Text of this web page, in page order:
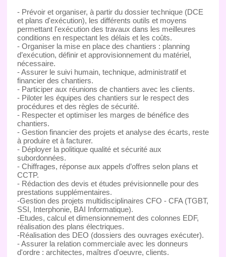
- Prévoir et organiser, à partir du dossier technique (DCE
et plans d'exécution), les différents outils et moyens
permettant l'exécution des travaux dans les meilleures
conditions en respectant les délais et les coûts.
- Organiser la mise en place des chantiers : planning
d’exécution, définir et approvisionnement du matériel,
nécessaire.
- Assurer le suivi humain, technique, administratif et
financier des chantiers.
- Participer aux réunions de chantiers avec les clients.
- Piloter les équipes des chantiers sur le respect des
procédures et des règles de sécurité.
- Respecter et optimiser les marges de bénéfice des
chantiers.
- Gestion financier des projets et analyse des écarts, reste
à produire et à facturer.
- Déployer la politique qualité et sécurité aux
subordonnées.
- Chiffrages, réponse aux appels d’offres selon plans et
CCTP.
- Rédaction des devis et études prévisionnelle pour des
prestations supplémentaires.
-Gestion des projets multidisciplinaires CFO - CFA (TGBT,
SSI, Interphonie, BAI Informatique).
-Etudes, calcul et dimensionnement des colonnes EDF,
réalisation des plans électriques.
-Réalisation des DEO (dossiers des ouvrages exécuter).
- Assurer la relation commerciale avec les donneurs
d'ordre : architectes, maîtres d'oeuvre, clients.